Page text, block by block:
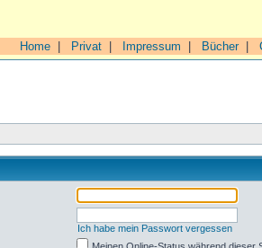
Home Privat Impressum Bücher|
Ich habe mein Passwort vergessen